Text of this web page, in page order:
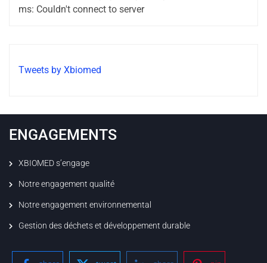
ms: Couldn't connect to server
Tweets by Xbiomed
ENGAGEMENTS
XBIOMED s’engage
Notre engagement qualité
Notre engagement environnemental
Gestion des déchets et développement durable